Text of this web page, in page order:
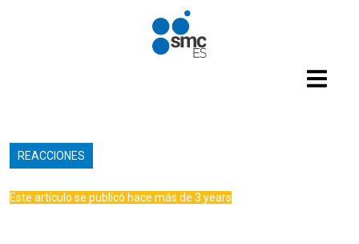
Pasar al contenido principal
REACCIONES
Este artículo se publicó hace más de 3 years